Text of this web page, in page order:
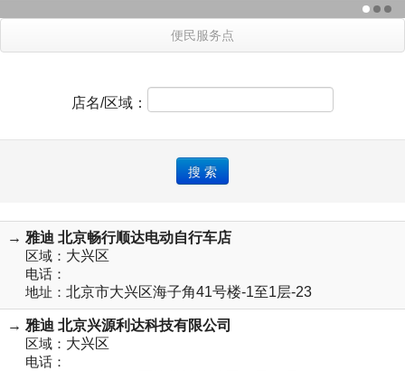
便民服务点
店名/区域：
→ 雅迪 北京畅行顺达电动自行车店
区域： 大兴区
电话：
地址： 北京市大兴区海子角41号楼-1至1层-23
→ 雅迪 北京兴源利达科技有限公司
区域： 大兴区
电话：